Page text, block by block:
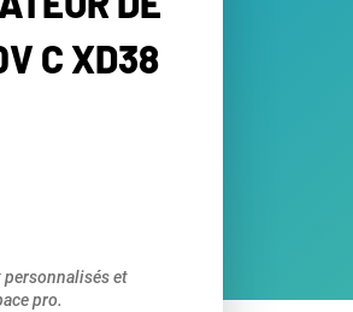
C XD38
et
pro.